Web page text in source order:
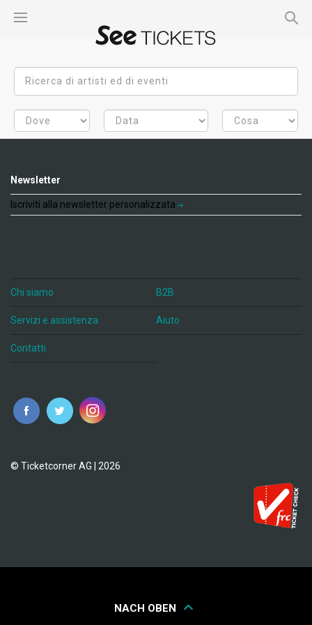
Newsletter
Iscriviti alla newsletter personalizzata
Chi siamo B2B
Servizi e assistenza Aiuto
Contatti
© Ticketcorner AG | 2026
NACH OBEN